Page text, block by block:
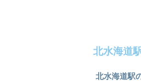
北水海道
北水海道駅